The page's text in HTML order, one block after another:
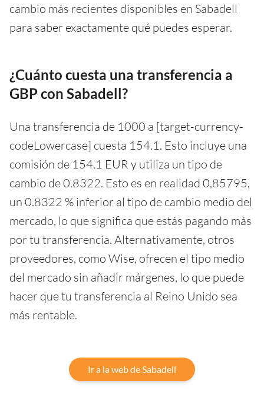
cambio más recientes disponibles en Sabadell
para saber exactamente qué puedes esperar.
¿Cuánto cuesta una transferencia a
GBP con Sabadell?
Una transferencia de 1000 a [target-currency-
codeLowercase] cuesta 154.1. Esto incluye una
comisión de 154.1 EUR y utiliza un tipo de
cambio de 0.8322. Esto es en realidad 0,85795,
un 0.8322 % inferior al tipo de cambio medio del
mercado, lo que significa que estás pagando más
por tu transferencia. Alternativamente, otros
proveedores, como Wise, ofrecen el tipo medio
del mercado sin añadir márgenes, lo que puede
hacer que tu transferencia al Reino Unido sea
más rentable.
Ir a la web de Sabadell